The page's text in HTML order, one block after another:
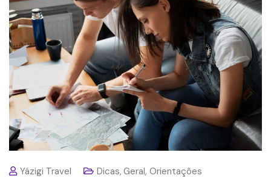
Yázigi Travel Dicas,Geral,Orientações